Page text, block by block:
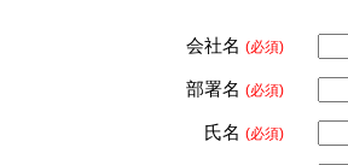
会社名 (必須)
部署名 (必須)
氏名 (必須)